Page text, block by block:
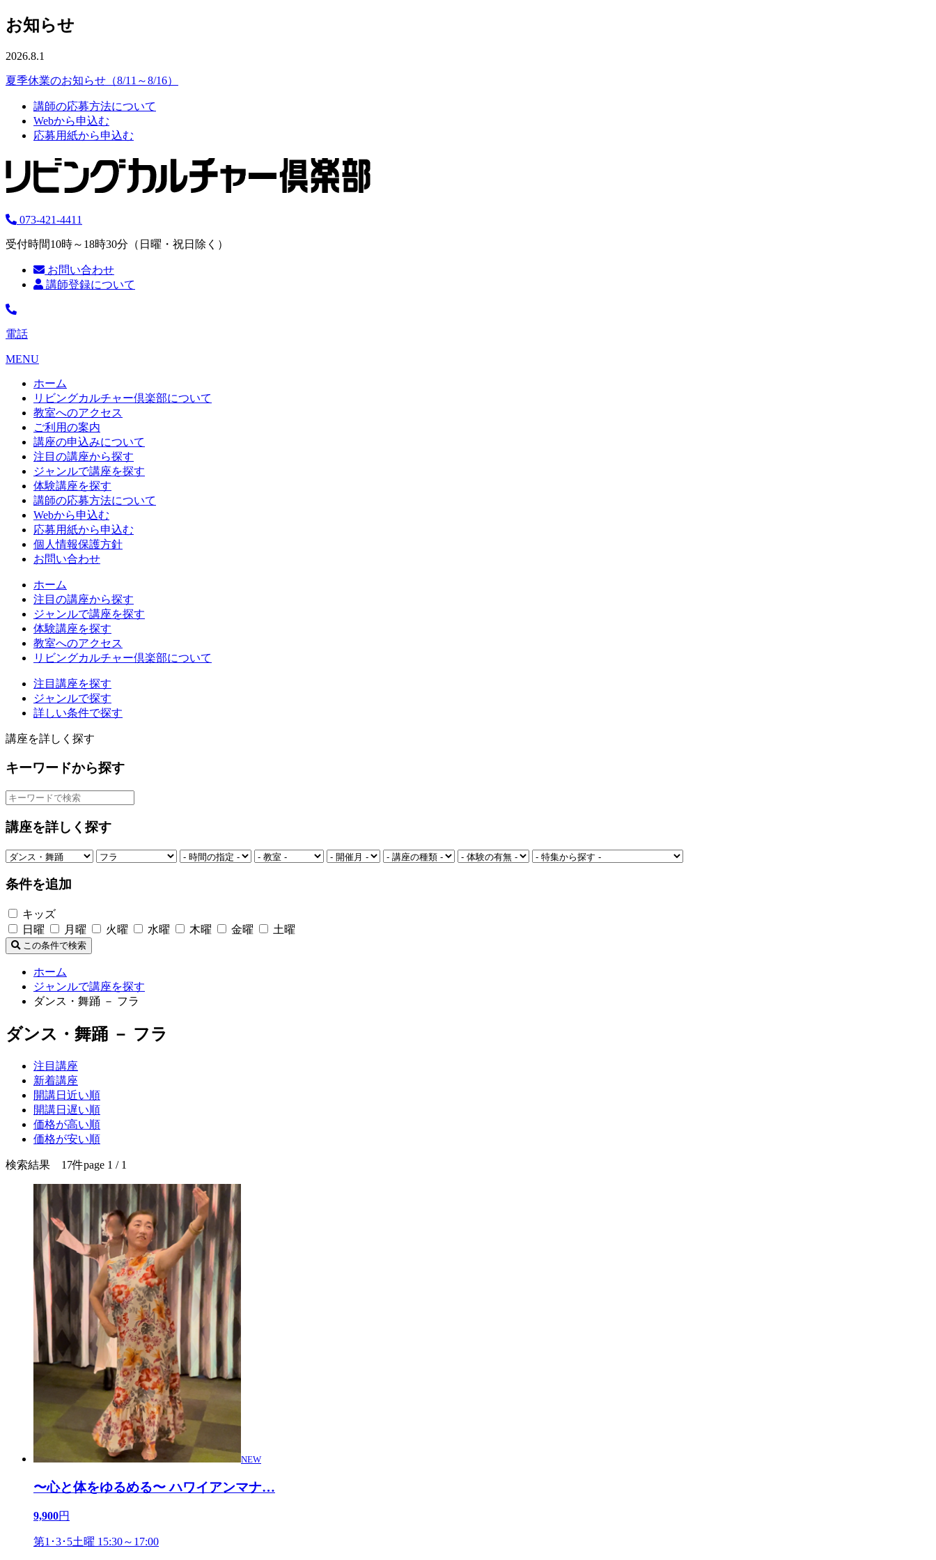
お知らせ
2026.8.1
夏季休業のお知らせ（8/11～8/16）
講師の応募方法について
Webから申込む
応募用紙から申込む
073-421-4411
受付時間10時～18時30分（日曜・祝日除く）
お問い合わせ
講師登録について
電話
MENU
ホーム
リビングカルチャー倶楽部について
教室へのアクセス
ご利用の案内
講座の申込みについて
注目の講座から探す
ジャンルで講座を探す
体験講座を探す
講師の応募方法について
Webから申込む
応募用紙から申込む
個人情報保護方針
お問い合わせ
ホーム
注目の講座から探す
ジャンルで講座を探す
体験講座を探す
教室へのアクセス
リビングカルチャー倶楽部について
注目講座を探す
ジャンルで探す
詳しい条件で探す
講座を詳しく探す
キーワードから探す
講座を詳しく探す
条件を追加
キッズ
日曜
月曜 火曜 水曜 木曜 金曜 土曜
この条件で検索
ホーム
ジャンルで講座を探す
ダンス・舞踊 － フラ
ダンス・舞踊 － フラ
注目講座
新着講座
開講日近い順
開講日遅い順
価格が高い順
価格が安い順
検索結果 17件page 1 / 1
NEW
〜心と体をゆるめる〜 ハワイアンマナ…
9,900円
第1･3･5土曜 15:30～17:00